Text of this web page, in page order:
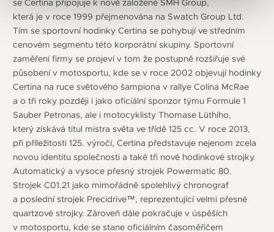
se Certina připojuje k nově založené SMH Group,
která je v roce 1999 přejmenována na Swatch Group Ltd.
Tím se sportovní hodinky Certina se pohybují ve středním
cenovém segmentu této korporátní skupiny. Sportovní
zaměření firmy se projeví v tom že postupně rozšiřuje své
působení v motosportu, kde se v roce 2002 objevují hodinky
Certina na ruce světového šampiona v rallye Colina McRae
a o tři roky později i jako oficiální sponzor týmu Formule 1
Sauber Petronas, ale i motocyklisty Thomase Lüthiho,
který získává titul mistra světa ve třídě 125 cc. V roce 2013,
při příležitosti 125. výročí, Certina představuje nejenom zcela
novou identitu společnosti a také tři nové hodinkové strojky.
Automatický a vysoce přesný strojek Powermatic 80.
Strojek C01.21 jako mimořádně spolehlivý chronograf
a poslední strojek Precidrive™, reprezentující velmi přesné
quartzové strojky. Zároveň dále pokračuje v úspěších
v motosportu, kde se stane oficiálním časoměřičem